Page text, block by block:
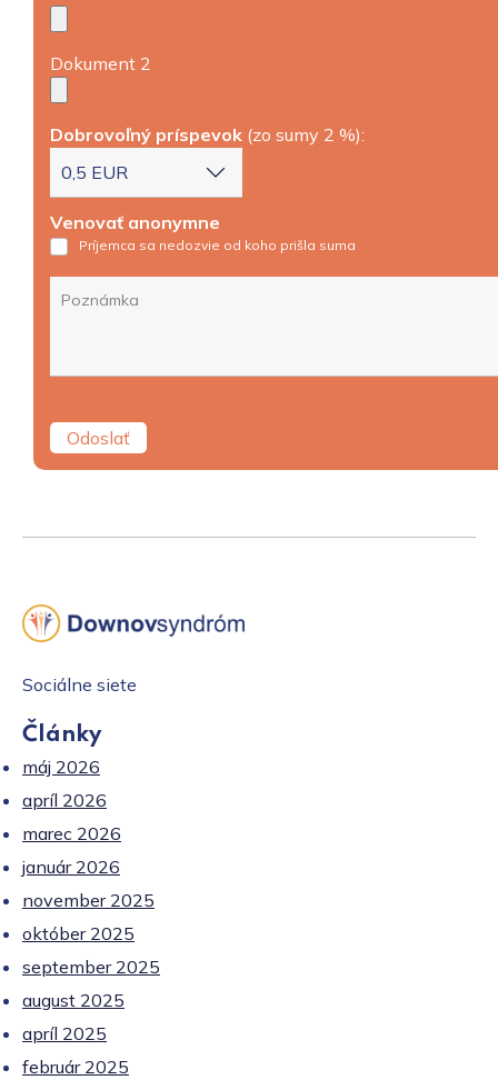
Dokument 2
Dobrovoľný príspevok (zo sumy 2 %):
Venovať anonymne
Príjemca sa nedozvie od koho prišla suma
Odoslať
Sociálne siete
Články
máj 2026
apríl 2026
marec 2026
január 2026
november 2025
október 2025
september 2025
august 2025
apríl 2025
február 2025